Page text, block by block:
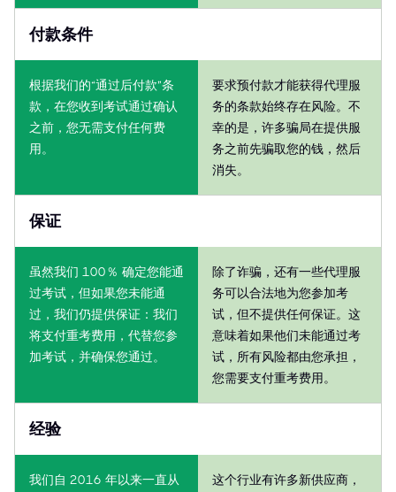
付款条件
根据我们的“通过后付款”条
款，在您收到考试通过确认
之前，您无需支付任何费
用。
要求预付款才能获得代理服
务的条款始终存在风险。不
幸的是，许多骗局在提供服
务之前先骗取您的钱，然后
消失。
保证
虽然我们 100％ 确定您能通
过考试，但如果您未能通
过，我们仍提供保证：我们
将支付重考费用，代替您参
加考试，并确保您通过。
除了诈骗，还有一些代理服
务可以合法地为您参加考
试，但不提供任何保证。这
意味着如果他们未能通过考
试，所有风险都由您承担，
您需要支付重考费用。
经验
我们自 2016 年以来一直从
这个行业有许多新供应商，